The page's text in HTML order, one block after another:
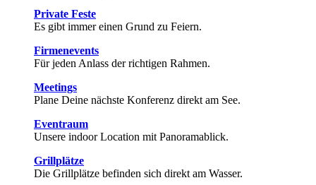
Private Feste
Es gibt immer einen Grund zu Feiern.
Firmenevents
Für jeden Anlass der richtigen Rahmen.
Meetings
Plane Deine nächste Konferenz direkt am See.
Eventraum
Unsere indoor Location mit Panoramablick.
Grillplätze
Die Grillplätze befinden sich direkt am Wasser.